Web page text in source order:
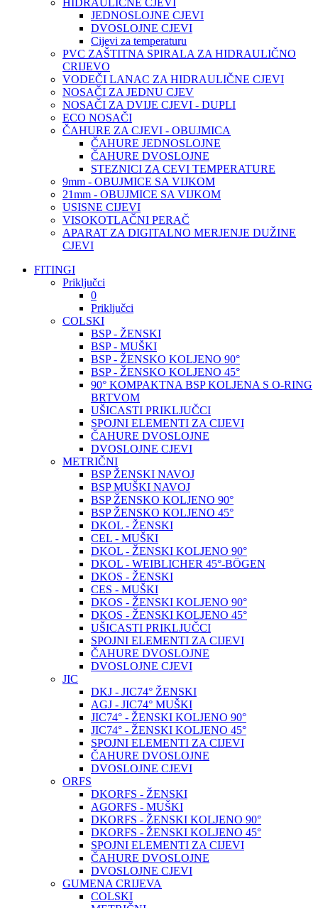
HIDRAULIČNE CJEVI
JEDNOSLOJNE CJEVI
DVOSLOJNE CJEVI
Cijevi za temperaturu
PVC ZAŠTITNA SPIRALA ZA HIDRAULIČNO
CRIJEVO
VODEČI LANAC ZA HIDRAULIČNE CJEVI
NOSAČI ZA JEDNU CJEV
NOSAČI ZA DVIJE CJEVI - DUPLI
ECO NOSAČI
ČAHURE ZA CJEVI - OBUJMICA
ČAHURE JEDNOSLOJNE
ČAHURE DVOSLOJNE
STEZNICI ZA CEVI TEMPERATURE
9mm - OBUJMICE SA VIJKOM
21mm - OBUJMICE SA VIJKOM
USISNE CIJEVI
VISOKOTLAČNI PERAČ
APARAT ZA DIGITALNO MERJENJE DUŽINE
CJEVI
FITINGI
Priključci
0
Priključci
COLSKI
BSP - ŽENSKI
BSP - MUŠKI
BSP - ŽENSKO KOLJENO 90°
BSP - ŽENSKO KOLJENO 45°
90° KOMPAKTNA BSP KOLJENA S O-RING
BRTVOM
UŠICASTI PRIKLJUČCI
SPOJNI ELEMENTI ZA CIJEVI
ČAHURE DVOSLOJNE
DVOSLOJNE CJEVI
METRIČNI
BSP ŽENSKI NAVOJ
BSP MUŠKI NAVOJ
BSP ŽENSKO KOLJENO 90°
BSP ŽENSKO KOLJENO 45°
DKOL - ŽENSKI
CEL - MUŠKI
DKOL - ŽENSKI KOLJENO 90°
DKOL - WEIBLICHER 45°-BÖGEN
DKOS - ŽENSKI
CES - MUŠKI
DKOS - ŽENSKI KOLJENO 90°
DKOS - ŽENSKI KOLJENO 45°
UŠICASTI PRIKLJUČCI
SPOJNI ELEMENTI ZA CIJEVI
ČAHURE DVOSLOJNE
DVOSLOJNE CJEVI
JIC
DKJ - JIC74° ŽENSKI
AGJ - JIC74° MUŠKI
JIC74° - ŽENSKI KOLJENO 90°
JIC74° - ŽENSKI KOLJENO 45°
SPOJNI ELEMENTI ZA CIJEVI
ČAHURE DVOSLOJNE
DVOSLOJNE CJEVI
ORFS
DKORFS - ŽENSKI
AGORFS - MUŠKI
DKORFS - ŽENSKI KOLJENO 90°
DKORFS - ŽENSKI KOLJENO 45°
SPOJNI ELEMENTI ZA CIJEVI
ČAHURE DVOSLOJNE
DVOSLOJNE CJEVI
GUMENA CRIJEVA
COLSKI